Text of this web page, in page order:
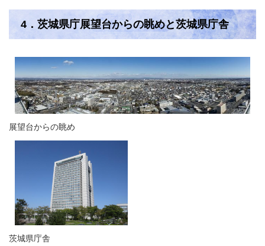
4．茨城県庁展望台からの眺めと茨城県庁舎
展望台からの眺め​
茨城県庁舎